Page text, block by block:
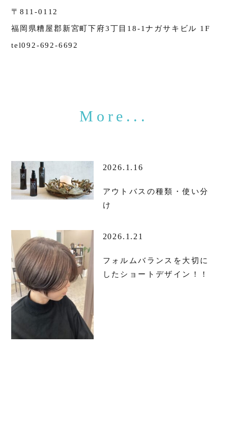
〒811-0112
福岡県糟屋郡新宮町下府3丁目18-1ナガサキビル 1F
tel092-692-6692
2026.1.16
アウトバスの種類・使い分
け
2026.1.21
フォルムバランスを大切に
したショートデザイン！！